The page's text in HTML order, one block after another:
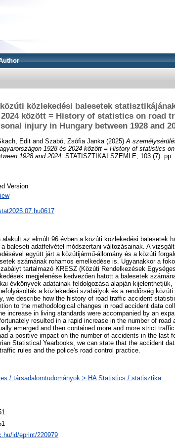
közlekedési balesetek
2024 között = History of statistics on road
injury in Hungary between 1928 and
Edit and Szabó, Zsófia Janka (2025) A
1928 és 2024 között = History of statistics
1928 and 2024. STATISZTIKAI SZEMLE, 103 (7). pp.
Version
az elmúlt 96 évben a közúti közlekedési balesetek
baleseti adatfelvétel módszertani változásainak. A
együtt járt a közútijármű-állomány és a közúti
számának rohamos emelkedése is. Ugyanakkor a
tartalmazó KRESZ (Közúti Rendelkezések
megjelenése kedvezően hatott a balesetek
évkönyvek adatainak feldolgozása alapján kijelenthetjük,
a közlekedési szabályok és a rendőrség közúti
we describe how the history of road traffic accident
to the methodological changes in road accident data
increase in living standards were accompanied by an
resulted in a rapid increase in the number of road
emerged and then contained more and more strict
a positive impact on the number of accidents in the last
Statistical Yearbooks, we can state that the accident
rules and the police's road control practice.
/ társadalomtudományok > HA Statistics / statisztika
id/eprint/220979